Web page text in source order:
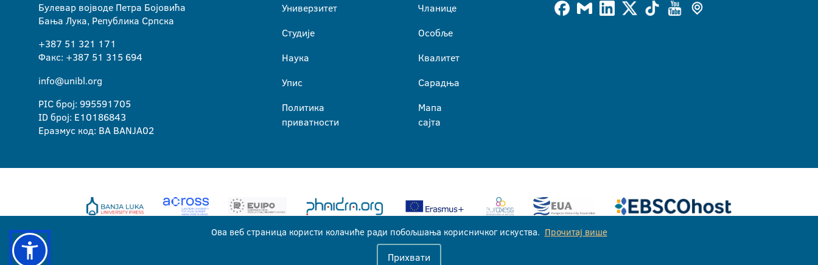
Булевар војводе Петра Бојовића
Бања Лука, Република Српска
+387 51 321 171
Факс: +387 51 315 694
info@unibl.org
PIC број: 995591705
ID број: E10186843
Еразмус код: BA BANJA02
Универзитет
Студије
Наука
Упис
Политика
приватности
Чланице
Особље
Квалитет
Сарадња
Мапа
сајта
Универзитет у Бањој Луци © 2026
Ова веб страница користи колачиће ради побољшања корисничког искуства. Прочитај више
Прихвати